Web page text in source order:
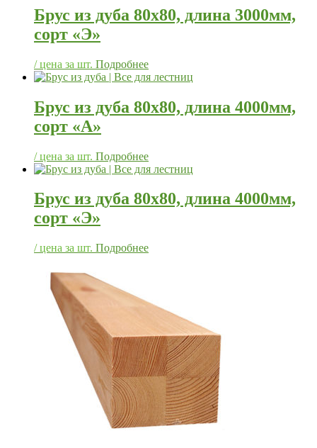
Брус из дуба 80х80, длина 3000мм,
сорт «Э»
/ цена за шт. Подробнее
Брус из дуба 80х80, длина 4000мм,
сорт «А»
/ цена за шт. Подробнее
Брус из дуба 80х80, длина 4000мм,
сорт «Э»
/ цена за шт. Подробнее